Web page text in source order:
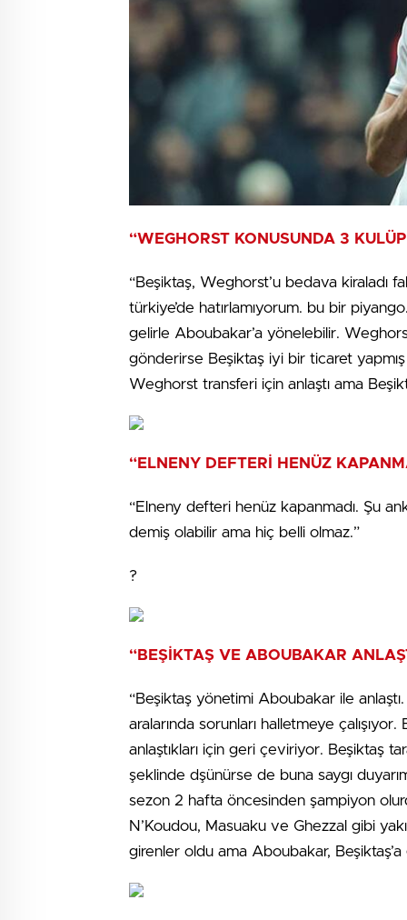
“WEGHORST KONUSUNDA 3
“Beşiktaş, Weghorst’u bedava kiraladı
türkiye’de hatırlamıyorum. bu bir
gelirle Aboubakar’a yönelebilir.
gönderirse Beşiktaş iyi bir ticaret
Weghorst transferi için anlaştı ama
“ELNENY DEFTERİ HENÜZ
“Elneny defteri henüz kapanmadı. Şu
demiş olabilir ama hiç belli olmaz.”
?
“BEŞİKTAŞ VE ABOUBAKAR
“Beşiktaş yönetimi Aboubakar ile
aralarında sorunları halletmeye
anlaştıkları için geri çeviriyor. Beşiktaş
şeklinde dşünürse de buna saygı
sezon 2 hafta öncesinden şampiyon
N’Koudou, Masuaku ve Ghezzal gibi
girenler oldu ama Aboubakar,